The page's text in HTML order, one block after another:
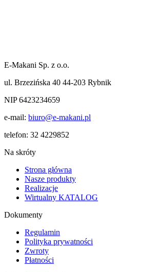
E-Makani Sp. z o.o.
ul. Brzezińska 40 44-203 Rybnik
NIP 6423234659
e-mail: biuro@e-makani.pl
telefon: 32 4229852
Na skróty
Strona główna
Nasze produkty
Realizacje
Wirtualny KATALOG
Dokumenty
Regulamin
Polityka prywatności
Zwroty
Płatności